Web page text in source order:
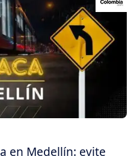
en Medellín: evite